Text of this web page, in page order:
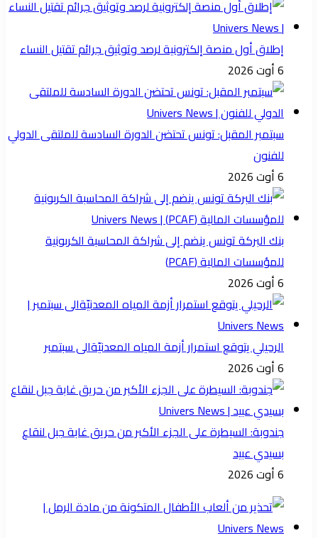
إطلاق أول منصة إلكترونية لرصد وتوثيق جرائم تقتيل النساء
6 أوت 2026
سبتمبر المقبل: تونس تحتضن الدورة السادسة للملتقى الدولي
للفنون
6 أوت 2026
بنك البركة تونس ينضم إلى شراكة المحاسبة الكربونية
للمؤسسات المالية (PCAF)
6 أوت 2026
الرحيلي يتوقع استمرار أزمة المياه المعدنيّةالى سبتمبر
6 أوت 2026
جندوبة: السيطرة على الجزء الأكبر من حريق غابة جبل لنقاع
بسيدي عبيد
6 أوت 2026